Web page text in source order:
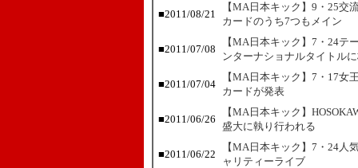
■2011/08/21
【MA日本キック】9・25交
カードのうち7つもメイン
■2011/07/08
【MA日本キック】7・24テ
ンターナショナルタイトル
■2011/07/04
【MA日本キック】7・17女
カードが発表
■2011/06/26
【MA日本キック】
盛大に執り行われる
■2011/06/22
【MA日本キック】7・24人
ャリティーライブ